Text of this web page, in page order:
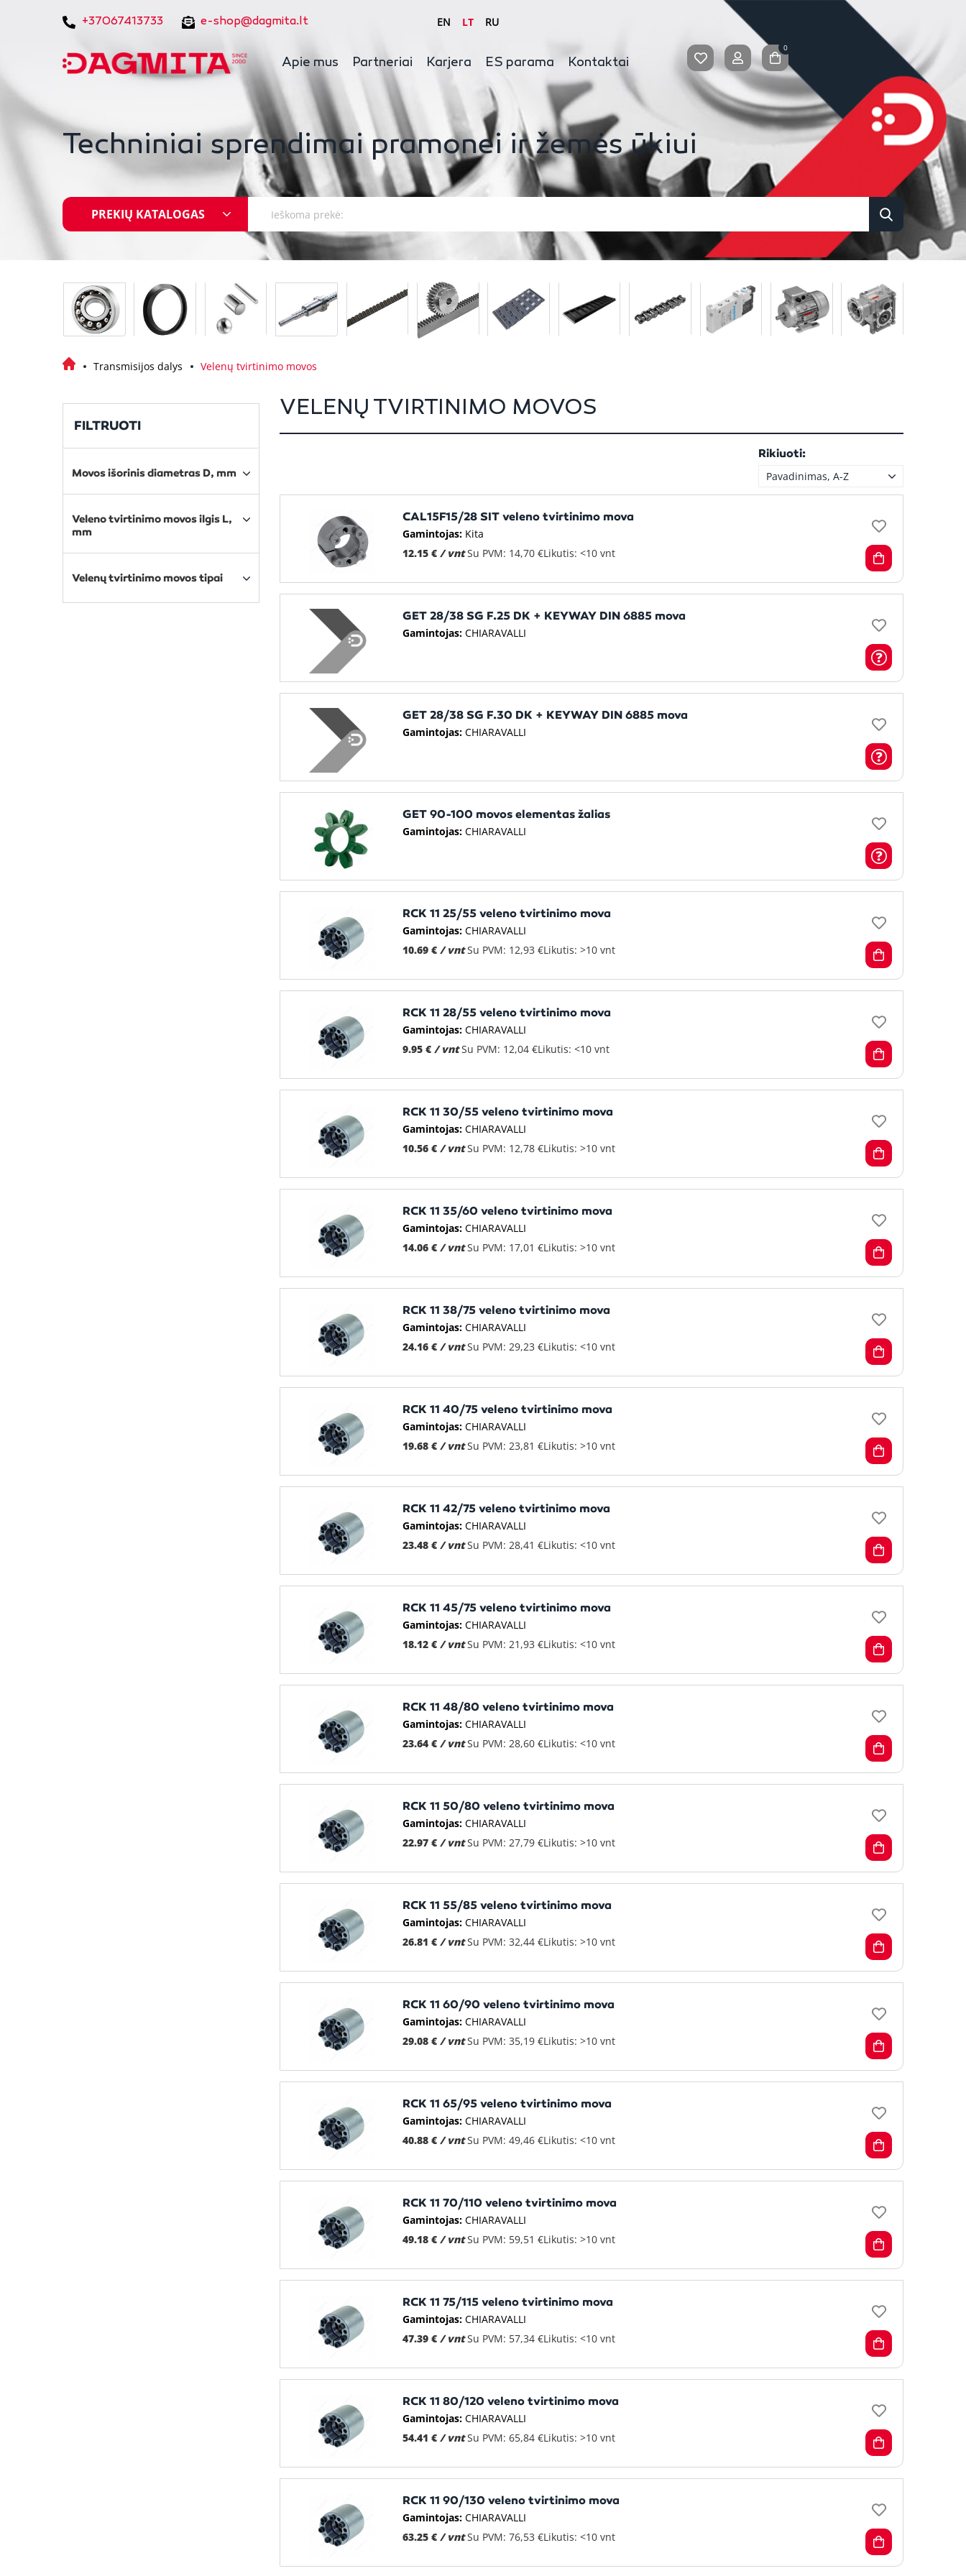
+37067413733 e-shop@dagmita.lt EN LT RU
Apie mus Partneriai Karjera ES parama Kontaktai
0
Techniniai sprendimai pramonei ir žemės ūkiui
PREKIŲ KATALOGAS
Transmisijos dalys Velenų tvirtinimo movos
FILTRUOTI
Movos išorinis diametras D, mm
Veleno tvirtinimo movos ilgis L,
mm
Velenų tvirtinimo movos tipai
VELENŲ TVIRTINIMO MOVOS
Rikiuoti:
Pavadinimas, A-Z
CAL15F15/28 SIT veleno tvirtinimo mova
Gamintojas: Kita
12.15 € / vnt Su PVM: 14,70 €Likutis: <10 vnt
GET 28/38 SG F.25 DK + KEYWAY DIN 6885 mova
Gamintojas: CHIARAVALLI
GET 28/38 SG F.30 DK + KEYWAY DIN 6885 mova
Gamintojas: CHIARAVALLI
GET 90-100 movos elementas žalias
Gamintojas: CHIARAVALLI
RCK 11 25/55 veleno tvirtinimo mova
Gamintojas: CHIARAVALLI
10.69 € / vnt Su PVM: 12,93 €Likutis: >10 vnt
RCK 11 28/55 veleno tvirtinimo mova
Gamintojas: CHIARAVALLI
9.95 € / vnt Su PVM: 12,04 €Likutis: <10 vnt
RCK 11 30/55 veleno tvirtinimo mova
Gamintojas: CHIARAVALLI
10.56 € / vnt Su PVM: 12,78 €Likutis: >10 vnt
RCK 11 35/60 veleno tvirtinimo mova
Gamintojas: CHIARAVALLI
14.06 € / vnt Su PVM: 17,01 €Likutis: >10 vnt
RCK 11 38/75 veleno tvirtinimo mova
Gamintojas: CHIARAVALLI
24.16 € / vnt Su PVM: 29,23 €Likutis: <10 vnt
RCK 11 40/75 veleno tvirtinimo mova
Gamintojas: CHIARAVALLI
19.68 € / vnt Su PVM: 23,81 €Likutis: >10 vnt
RCK 11 42/75 veleno tvirtinimo mova
Gamintojas: CHIARAVALLI
23.48 € / vnt Su PVM: 28,41 €Likutis: <10 vnt
RCK 11 45/75 veleno tvirtinimo mova
Gamintojas: CHIARAVALLI
18.12 € / vnt Su PVM: 21,93 €Likutis: <10 vnt
RCK 11 48/80 veleno tvirtinimo mova
Gamintojas: CHIARAVALLI
23.64 € / vnt Su PVM: 28,60 €Likutis: <10 vnt
RCK 11 50/80 veleno tvirtinimo mova
Gamintojas: CHIARAVALLI
22.97 € / vnt Su PVM: 27,79 €Likutis: >10 vnt
RCK 11 55/85 veleno tvirtinimo mova
Gamintojas: CHIARAVALLI
26.81 € / vnt Su PVM: 32,44 €Likutis: >10 vnt
RCK 11 60/90 veleno tvirtinimo mova
Gamintojas: CHIARAVALLI
29.08 € / vnt Su PVM: 35,19 €Likutis: >10 vnt
RCK 11 65/95 veleno tvirtinimo mova
Gamintojas: CHIARAVALLI
40.88 € / vnt Su PVM: 49,46 €Likutis: <10 vnt
RCK 11 70/110 veleno tvirtinimo mova
Gamintojas: CHIARAVALLI
49.18 € / vnt Su PVM: 59,51 €Likutis: >10 vnt
RCK 11 75/115 veleno tvirtinimo mova
Gamintojas: CHIARAVALLI
47.39 € / vnt Su PVM: 57,34 €Likutis: <10 vnt
RCK 11 80/120 veleno tvirtinimo mova
Gamintojas: CHIARAVALLI
54.41 € / vnt Su PVM: 65,84 €Likutis: >10 vnt
RCK 11 90/130 veleno tvirtinimo mova
Gamintojas: CHIARAVALLI
63.25 € / vnt Su PVM: 76,53 €Likutis: <10 vnt